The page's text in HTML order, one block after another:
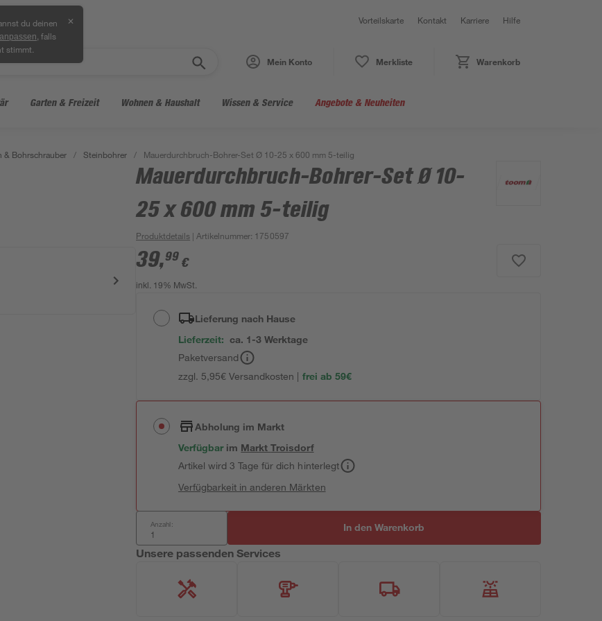
du deinen
, falls
stimmt.
✕ Vorteilskarte Kontakt Karriere Hilfe
Mein Konto Merkliste Warenkorb
Garten & Freizeit Wohnen & Haushalt Wissen & Service Angebote & Neuheiten
& Bohrschrauber / Steinbohrer / Mauerdurchbruch-Bohrer-Set Ø 10-25 x 600 mm 5-teilig
Mauerdurchbruch-Bohrer-Set Ø 10-
25 x 600 mm 5-teilig
Produktdetails | Artikelnummer: 1750597
39,99 €
inkl. 19% MwSt.
Lieferung nach Hause
Lieferzeit: ca. 1-3 Werktage
Paketversand
zzgl. 5,95€ Versandkosten | frei ab 59€
Abholung im Markt
Verfügbar im MarktTroisdorf
Artikel wird 3 Tage für dich hinterlegt
Verfügbarkeit in anderen Märkten
Anzahl: In den Warenkorb
Unsere passenden Services